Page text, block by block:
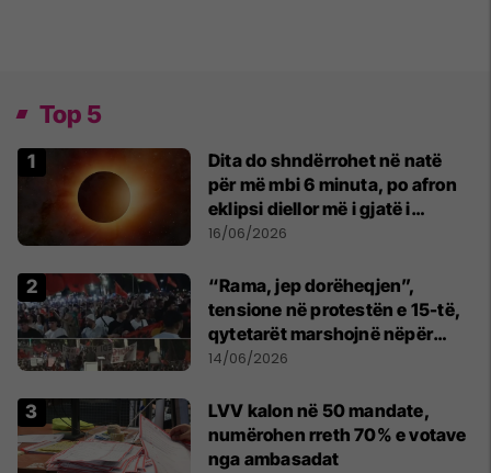
Top 5
Dita do shndërrohet në natë
për më mbi 6 minuta, po afron
eklipsi diellor më i gjatë i
shekullit të 21-të
16/06/2026
“Rama, jep dorëheqjen”,
tensione në protestën e 15-të,
qytetarët marshojnë nëpër
kryeqytet
14/06/2026
LVV kalon në 50 mandate,
numërohen rreth 70% e votave
nga ambasadat